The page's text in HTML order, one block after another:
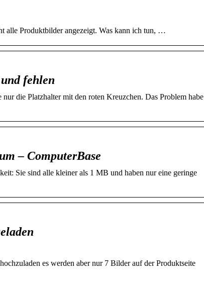
alle Produktbilder angezeigt. Was kann ich tun, …
fehlen
die Platzhalter mit den roten Kreuzchen. Das Problem habe
– ComputerBase
Sie sind alle kleiner als 1 MB und haben nur eine geringe
es werden aber nur 7 Bilder auf der Produktseite